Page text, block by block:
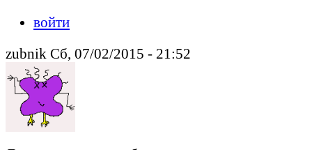
войти
zubnik Сб, 07/02/2015 - 21:52